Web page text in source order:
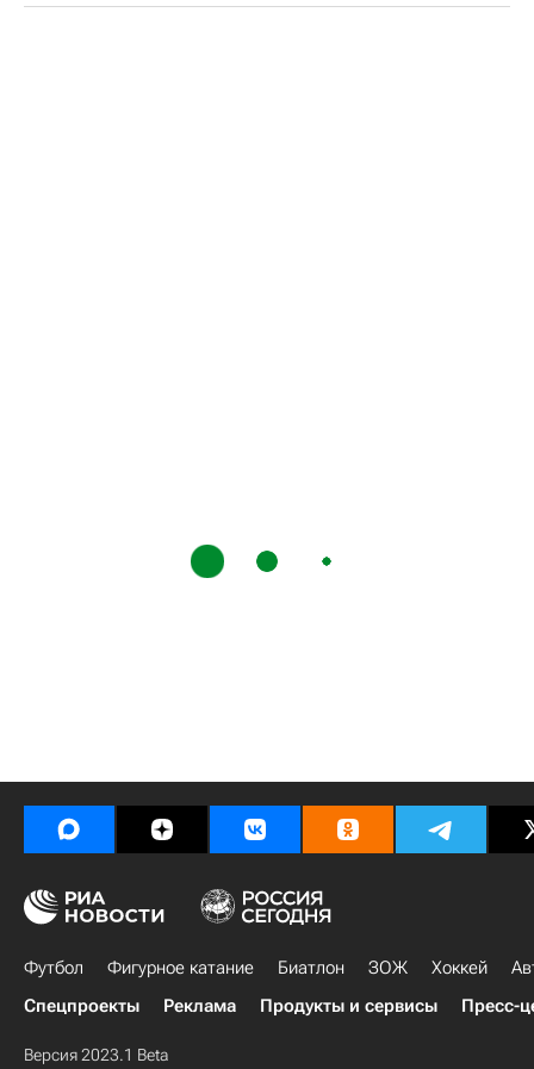
Футбол Фигурное катание Биатлон ЗОЖ Хоккей
Спецпроекты
Реклама Продукты и сервисы Пресс-
Версия 2023.1 Beta